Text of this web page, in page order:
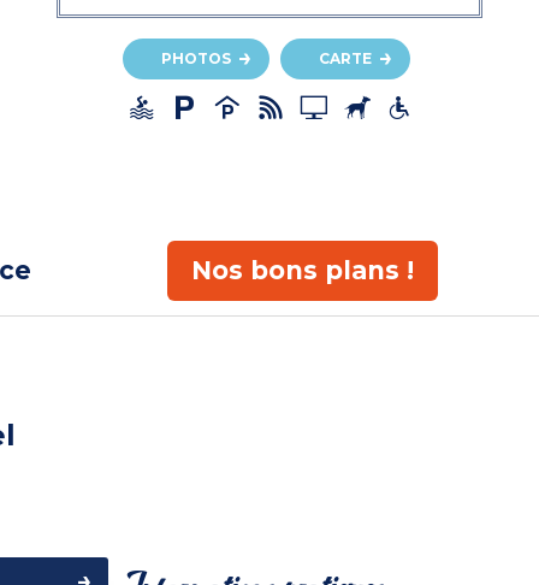
PHOTOS CARTE
Nos bons plans !